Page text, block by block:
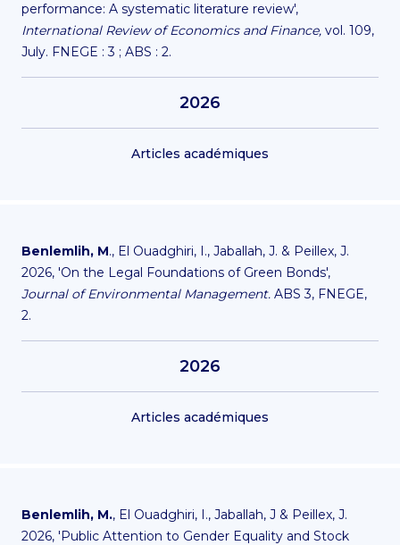
performance: A systematic literature review',
International Review of Economics and Finance, vol. 109,
July. FNEGE : 3 ; ABS : 2.
2026
Articles académiques
Benlemlih, M., El Ouadghiri, I., Jaballah, J. & Peillex, J.
2026, 'On the Legal Foundations of Green Bonds',
Journal of Environmental Management. ABS 3, FNEGE,
2.
2026
Articles académiques
Benlemlih, M., El Ouadghiri, I., Jaballah, J & Peillex, J.
2026, 'Public Attention to Gender Equality and Stock